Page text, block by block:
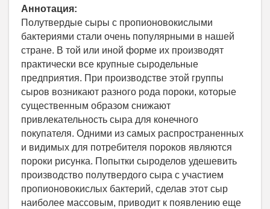
Аннотация:
Полутвердые сыры с пропионовокислыми
бактериями стали очень популярными в нашей
стране. В той или иной форме их производят
практически все крупные сыродельные
предприятия. При производстве этой группы
сыров возникают разного рода пороки, которые
существенным образом снижают
привлекательность сыра для конечного
покупателя. Одними из самых распространенных
и видимых для потребителя пороков являются
пороки рисунка. Попытки сыроделов удешевить
производство полутвердого сыра с участием
пропионовокислых бактерий, сделав этот сыр
наиболее массовым, приводит к появлению еще